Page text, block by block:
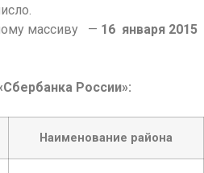
массиву
— 16 января 2015
России»:
Наименование района